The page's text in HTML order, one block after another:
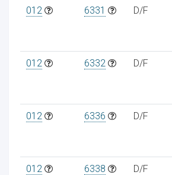
012 6331 D/F
012 6332 D/F
012 6336 D/F
012 6338 D/F